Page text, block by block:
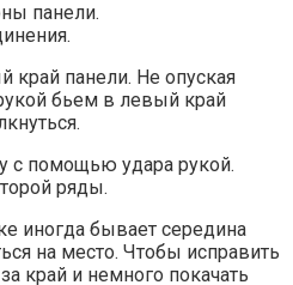
панели.
край панели. Не опуская
бьем в левый край
с помощью удара рукой.
ряды.
иногда бывает середина
на место. Чтобы исправить
край и немного покачать